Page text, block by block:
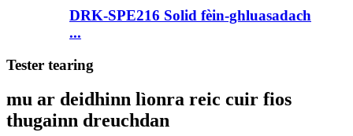
DRK-SPE216 Solid fèin-ghluasadach
...
Tester tearing
mu ar deidhinn lìonra reic cuir fios
thugainn dreuchdan